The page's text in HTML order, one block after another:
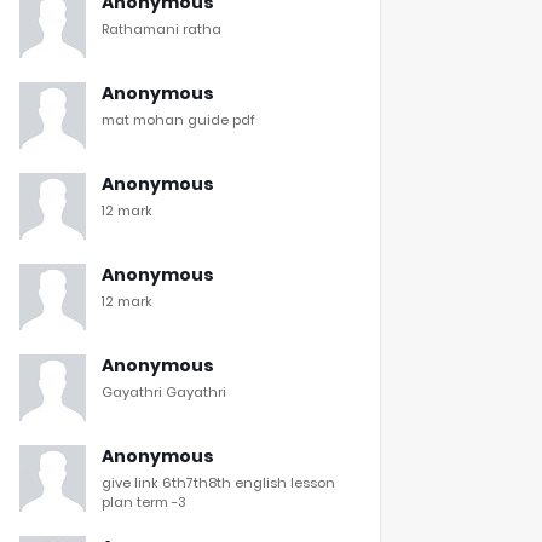
Rathamani ratha
Anonymous
mat mohan guide pdf
Anonymous
12 mark
Anonymous
12 mark
Anonymous
Gayathri Gayathri
Anonymous
give link 6th7th8th english lesson
plan term -3